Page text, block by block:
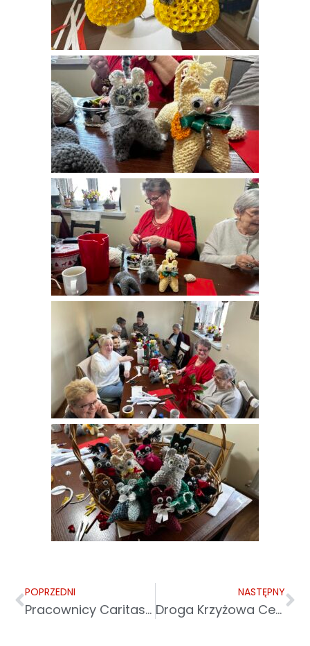
POPRZEDNI
Pracownicy Caritas odbyli Wielkopostny Dzień Skupienia
NASTĘPNY
Droga Krzyżowa Centrum-Medyczno Charytatywne w Krośnie